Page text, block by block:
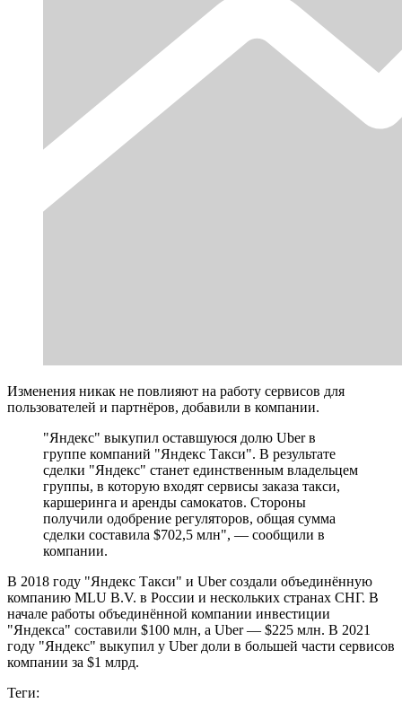
Изменения никак не повлияют на работу сервисов для
пользователей и партнёров, добавили в компании.
"Яндекс" выкупил оставшуюся долю Uber в
группе компаний "Яндекс Такси". В результате
сделки "Яндекс" станет единственным владельцем
группы, в которую входят сервисы заказа такси,
каршеринга и аренды самокатов. Стороны
получили одобрение регуляторов, общая сумма
сделки составила $702,5 млн", — сообщили в
компании.
В 2018 году "Яндекс Такси" и Uber создали объединённую
компанию MLU B.V. в России и нескольких странах СНГ. В
начале работы объединённой компании инвестиции
"Яндекса" составили $100 млн, а Uber — $225 млн. В 2021
году "Яндекс" выкупил у Uber доли в большей части сервисов
компании за $1 млрд.
Теги: